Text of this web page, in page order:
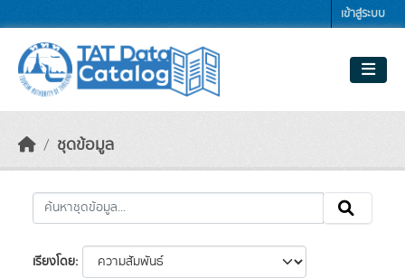
เข้าสู่ระบบ
ชุดข้อมูล
เรียงโดย